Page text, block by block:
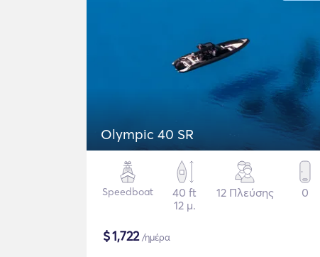
Olympic 40 SR
Speedboat
40 ft
12 μ.
12 Πλεύσης 0
$1,722/ημέρα